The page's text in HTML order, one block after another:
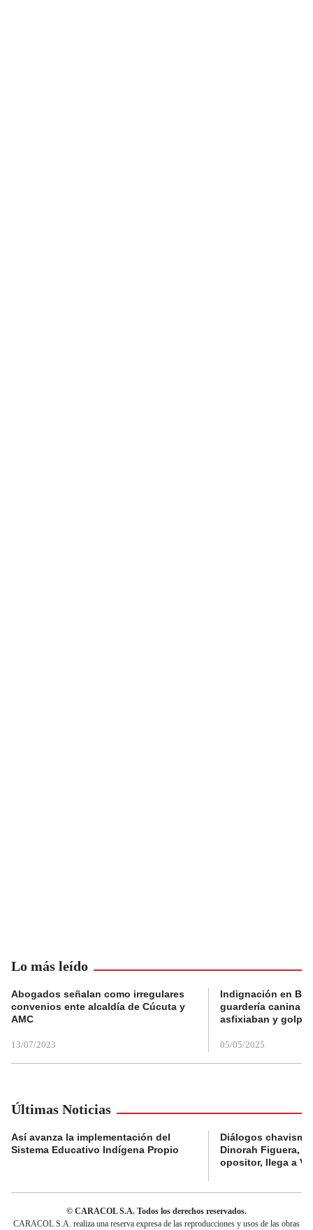
Lo más leído
Abogados señalan como irregulares
convenios ente alcaldía de Cúcuta y
AMC
13/07/2023
Indignación en
guardería canina
asfixiaban y
05/05/2025
Últimas Noticias
Así avanza la implementación del
Sistema Educativo Indígena Propio
Diálogos
Dinorah Figuera,
opositor, llega a
© CARACOL S.A. Todos los derechos reservados.
CARACOL S.A. realiza una reserva expresa de las reproducciones y usos de las obras